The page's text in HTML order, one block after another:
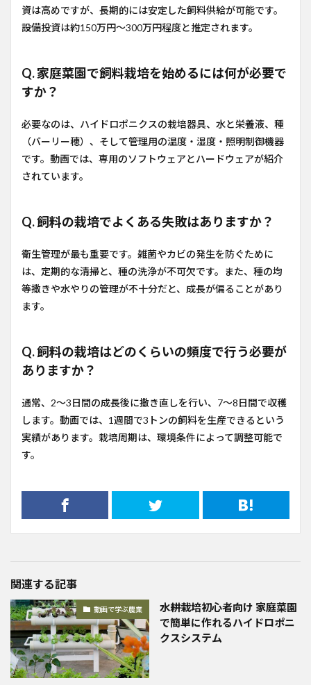
資は高めですが、長期的には安定した飼料供給が可能です。
設備投資は約150万円〜300万円程度と推定されます。
Q. 家庭菜園で飼料栽培を始めるには何が必要で
すか？
必要なのは、ハイドロポニクスの栽培器具、水と栄養液、種
（バーリー穂）、そして管理用の温度・湿度・照明制御機器
です。動画では、専用のソフトウェアとハードウェアが紹介
されています。
Q. 飼料の栽培でよくある失敗はありますか？
衛生管理が最も重要です。雑菌やカビの発生を防ぐために
は、定期的な清掃と、種の洗浄が不可欠です。また、種の均
等撒きや水やりの管理が不十分だと、成長が偏ることがあり
ます。
Q. 飼料の栽培はどのくらいの頻度で行う必要が
ありますか？
通常、2〜3日間の成長後に撒き直しを行い、7〜8日間で収穫
します。動画では、1週間で3トンの飼料を生産できるという
実績があります。栽培周期は、環境条件によって調整可能で
す。
関連する記事
動画で学ぶ農業
水耕栽培初心者向け 家庭菜園
で簡単に作れるハイドロポニ
クスシステム